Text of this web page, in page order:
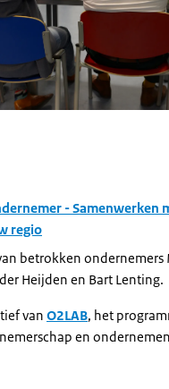
- Samenwerken
regio
betrokken ondernemers
Heijden en Bart Lenting.
van O2LAB, het
en